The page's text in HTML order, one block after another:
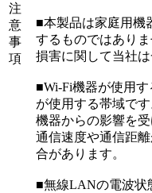
注
意
事
項
■本製品は家庭用機
するものではあり
損害に関して当社
■Wi-Fi機器が使用
が使用する帯域で
機器からの影響を
通信速度や通信距
合があります。
■無線LANの電波状